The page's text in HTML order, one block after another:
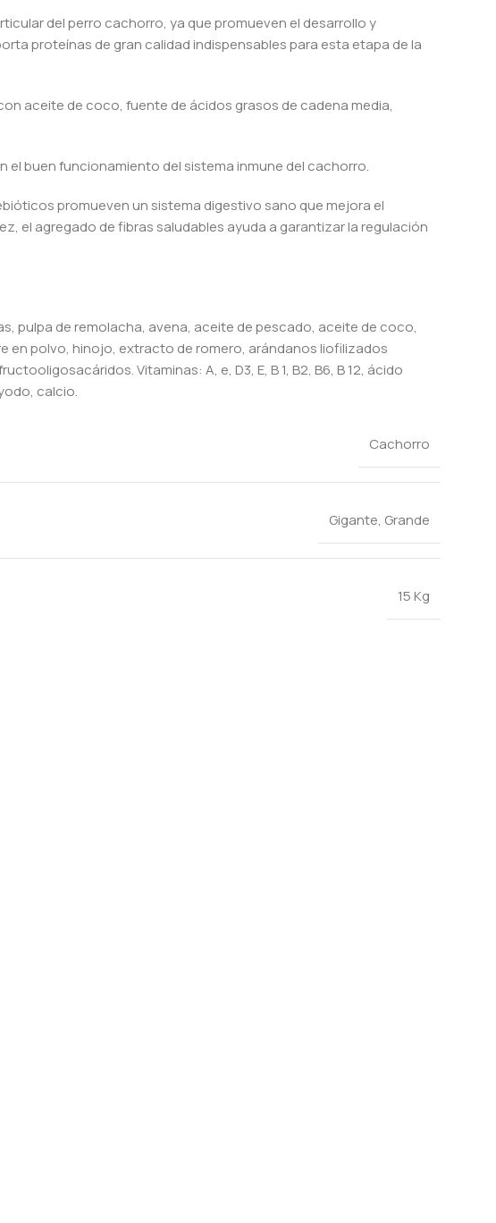
del perro cachorro, ya que promueven el desarrollo y
proteínas de gran calidad indispensables para esta etapa de la
aceite de coco, fuente de ácidos grasos de cadena media,
buen funcionamiento del sistema inmune del cachorro.
promueven un sistema digestivo sano que mejora el
el agregado de fibras saludables ayuda a garantizar la regulación
pulpa de remolacha, avena, aceite de pescado, aceite de coco,
en polvo, hinojo, extracto de romero, arándanos liofilizados
Vitaminas: A, e, D3, E, B 1, B2, B6, B 12, ácido
calcio.
Cachorro
Gigante, Grande
15 Kg